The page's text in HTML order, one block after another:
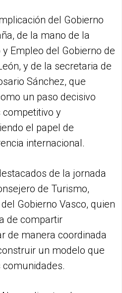
del Gobierno
de la mano de la
Empleo del Gobierno de
y de la secretaria de
Sánchez, que
un paso decisivo
y
el papel de
internacional.
de la jornada
de Turismo,
Gobierno Vasco, quien
de compartir
de manera coordinada
un modelo que